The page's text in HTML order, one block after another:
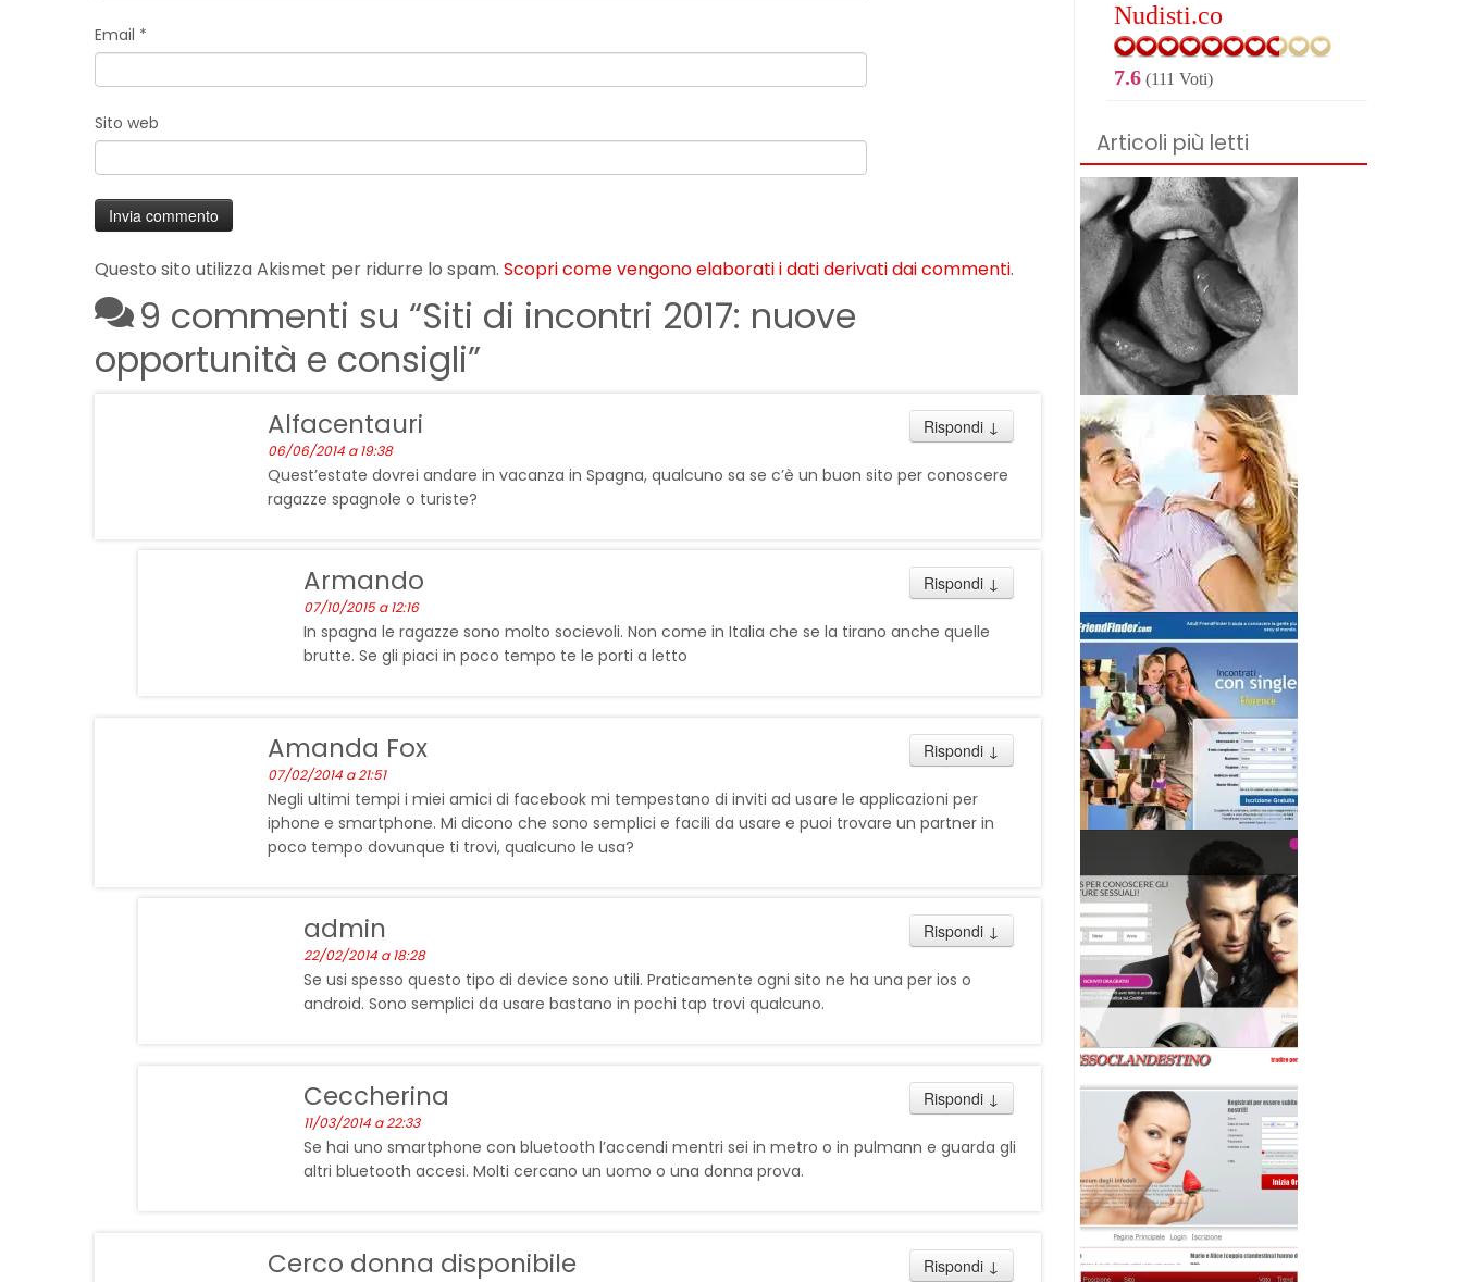
Email *
Sito web
Questo sito utilizza Akismet per ridurre lo spam. Scopri come vengono elaborati i dati derivati dai commenti.
9 commenti su “Siti di incontri 2017: nuove
opportunità e consigli”
Rispondi ↓
Alfacentauri
06/06/2014 a 19:38
Quest’estate dovrei andare in vacanza in Spagna, qualcuno sa se c’è un buon sito per conoscere
ragazze spagnole o turiste?
Rispondi ↓
Armando
07/10/2015 a 12:16
In spagna le ragazze sono molto socievoli. Non come in Italia che se la tirano anche quelle
brutte. Se gli piaci in poco tempo te le porti a letto
Rispondi ↓
Amanda Fox
07/02/2014 a 21:51
Negli ultimi tempi i miei amici di facebook mi tempestano di inviti ad usare le applicazioni per
iphone e smartphone. Mi dicono che sono semplici e facili da usare e puoi trovare un partner in
poco tempo dovunque ti trovi, qualcuno le usa?
Rispondi ↓
admin
22/02/2014 a 18:28
Se usi spesso questo tipo di device sono utili. Praticamente ogni sito ne ha una per ios o
android. Sono semplici da usare bastano in pochi tap trovi qualcuno.
Rispondi ↓
Ceccherina
11/03/2014 a 22:33
Se hai uno smartphone con bluetooth l’accendi mentri sei in metro o in pulmann e guarda gli
altri bluetooth accesi. Molti cercano un uomo o una donna prova.
Rispondi ↓
Cerco donna disponibile
Nudisti.co
7.6 (111 Voti)
Articoli più letti